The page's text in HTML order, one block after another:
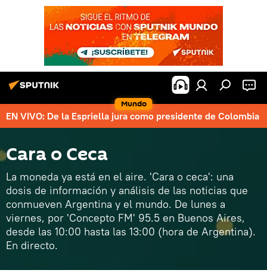
Mundo
EN VIVO: De la Espriella jura como presidente de Colombia
Cara o Ceca
La moneda ya está en el aire. 'Cara o ceca': una
dosis de información y análisis de las noticias que
conmueven Argentina y el mundo. De lunes a
viernes, por 'Concepto FM' 95.5 en Buenos Aires,
desde las 10:00 hasta las 13:00 (hora de Argentina).
En directo.